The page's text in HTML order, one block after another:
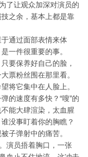
了让观众加深对演员的
之余，基本上都是靠
通过面部表情来体
一件很重要的事。
要保养好自己的脸，
票粉丝围在那里看。
将它集中在人脸上。
的速度有多快？“嗖”的
能大肆渲染，太血腥
没事盯着你的胸瞧？
子弹射中的痛苦。
演员捂着胸口，一张